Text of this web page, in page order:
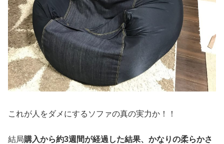
これが人をダメにするソファの真の実力か！！
結局購入から約3週間が経過した結果、かなりの柔らかさ